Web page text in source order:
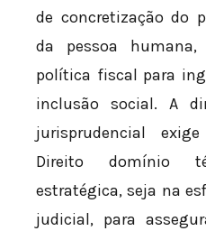
de concretização do
da pessoa
política fiscal para
inclusão social. A
jurisprudencial
Direito domínio
estratégica, seja na
judicial, para